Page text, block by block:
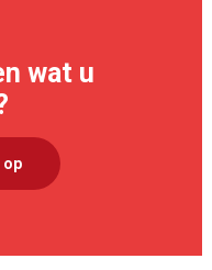
wat u
op